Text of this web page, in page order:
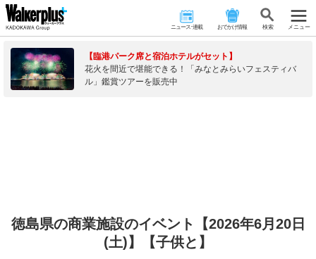
ニュース･連載 おでかけ情報 検 索 メニュー
【臨港パーク席と宿泊ホテルがセット】
花火を間近で堪能できる！「みなとみらいフェスティバ
ル」鑑賞ツアーを販売中
徳島県の商業施設のイベント【2026年6月20日
(土)】【子供と】